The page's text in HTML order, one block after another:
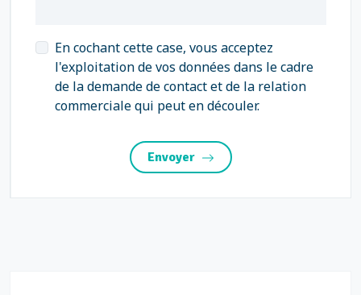
En cochant cette case, vous acceptez
l'exploitation de vos données dans le cadre
de la demande de contact et de la relation
commerciale qui peut en découler.
Envoyer